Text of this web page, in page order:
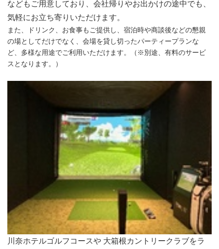
などもご用意しており、会社帰りやお出かけの途中でも、
気軽にお立ち寄りいただけます。
また、ドリンク、お食事もご提供し、宿泊時や商談後などの懇親
の場としてだけでなく、会場を貸し切ったパーティープランな
ど、多様な用途でご利用いただけます。（※別途、有料のサービ
スとなります。）
川奈ホテルゴルフコースや 大箱根カントリークラブをラ